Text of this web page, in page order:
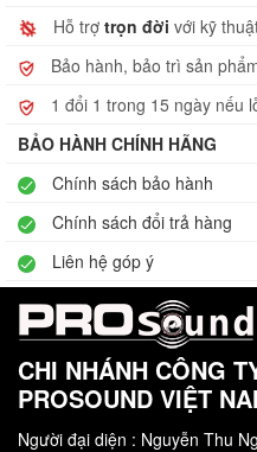
Hỗ trợ trọn đời với kỹ
Bảo hành, bảo trì sản
1 đổi 1 trong 15 ngày nếu
BẢO HÀNH CHÍNH HÃNG
Chính sách bảo hành
Chính sách đổi trả hàng
Liên hệ góp ý
CHI NHÁNH CÔNG
PROSOUND VIỆT
Người đại diện : Nguyễn Thu